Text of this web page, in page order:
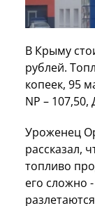
В Крыму
рублей.
копеек, 95
NP – 107,50,
Уроженец
рассказал,
топливо
его сложно